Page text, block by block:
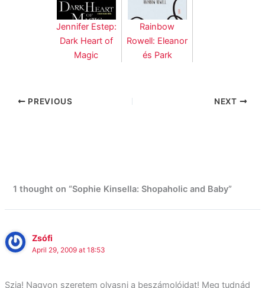
Jennifer Estep:
Dark Heart of
Magic
Rainbow
Rowell: Eleanor
és Park
PREVIOUS NEXT
1 thought on “Sophie Kinsella: Shopaholic and Baby”
Zsófi
April 29, 2009 at 18:53
Szia! Nagyon szeretem olvasni a beszámolóidat! Meg tudnád